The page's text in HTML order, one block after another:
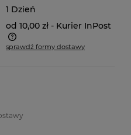
1 Dzień
od 10,00 zł - Kurier InPost
kosztów płatności
sprawdź formy dostawy